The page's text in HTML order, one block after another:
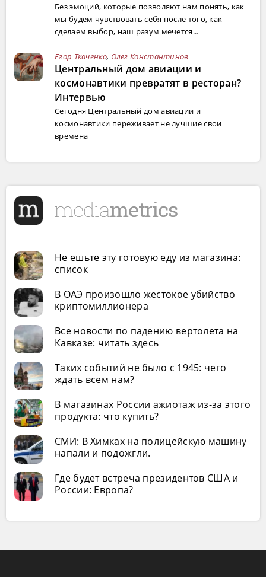
Без эмоций, которые позволяют нам понять, как
мы будем чувствовать себя после того, как
сделаем выбор, наш разум мечется...
Егор Ткаченко, Олег Константинов
Центральный дом авиации и
космонавтики превратят в ресторан?
Интервью
Сегодня Центральный дом авиации и
космонавтики переживает не лучшие свои
времена
Не ешьте эту готовую еду из магазина:
список
В ОАЭ произошло жестокое убийство
криптомиллионера
Все новости по падению вертолета на
Кавказе: читать здесь
Таких событий не было с 1945: чего
ждать всем нам?
В магазинах России ажиотаж из-за этого
продукта: что купить?
СМИ: В Химках на полицейскую машину
напали и подожгли.
Где будет встреча президентов США и
России: Европа?